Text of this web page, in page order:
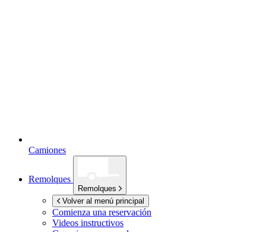
Camiones
Remolques
Remolques
Volver al menú principal
Comienza una reservación
Videos instructivos